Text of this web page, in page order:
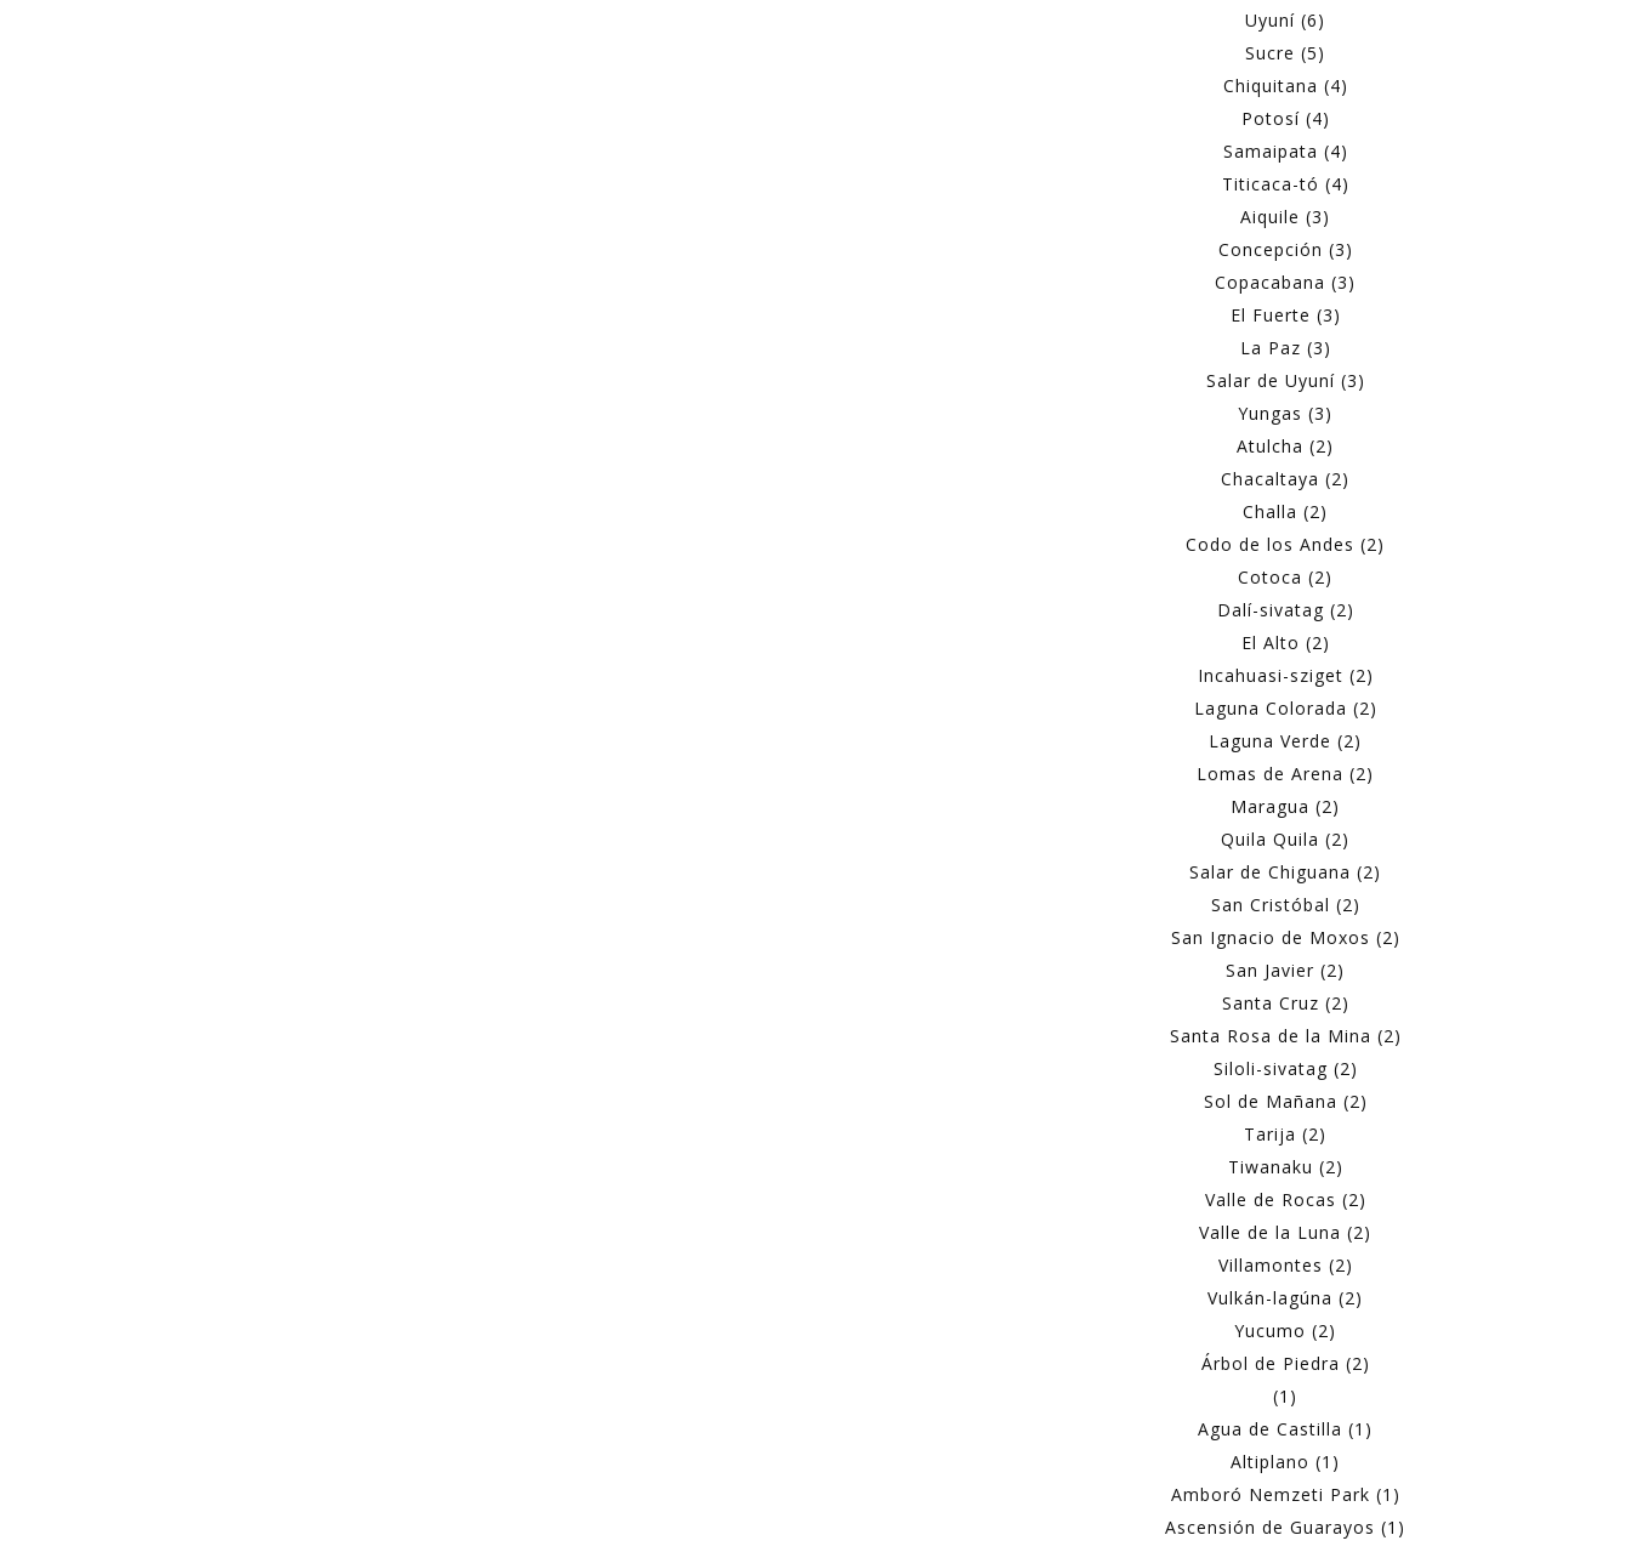
Uyuní (6)
Sucre (5)
Chiquitana (4)
Potosí (4)
Samaipata (4)
Titicaca-tó (4)
Aiquile (3)
Concepción (3)
Copacabana (3)
El Fuerte (3)
La Paz (3)
Salar de Uyuní (3)
Yungas (3)
Atulcha (2)
Chacaltaya (2)
Challa (2)
Codo de los Andes (2)
Cotoca (2)
Dalí-sivatag (2)
El Alto (2)
Incahuasi-sziget (2)
Laguna Colorada (2)
Laguna Verde (2)
Lomas de Arena (2)
Maragua (2)
Quila Quila (2)
Salar de Chiguana (2)
San Cristóbal (2)
San Ignacio de Moxos (2)
San Javier (2)
Santa Cruz (2)
Santa Rosa de la Mina (2)
Siloli-sivatag (2)
Sol de Mañana (2)
Tarija (2)
Tiwanaku (2)
Valle de Rocas (2)
Valle de la Luna (2)
Villamontes (2)
Vulkán-lagúna (2)
Yucumo (2)
Árbol de Piedra (2)
(1)
Agua de Castilla (1)
Altiplano (1)
Amboró Nemzeti Park (1)
Ascensión de Guarayos (1)